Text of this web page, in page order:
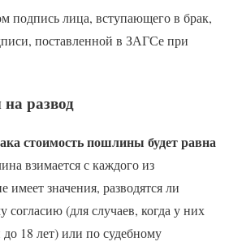
подпись лица, вступающего в брак,
поставленной в ЗАГСе при
развод
стоимость пошлины будет равна
взимается с каждого из
имеет значения, разводятся ли
(для случаев, когда у них
18 лет) или по судебному